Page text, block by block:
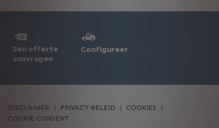
Een offerte
aanvragen
Configureer
DISCLAIMER PRIVACY-BELEID
COOKIES
COOKIE CONSENT